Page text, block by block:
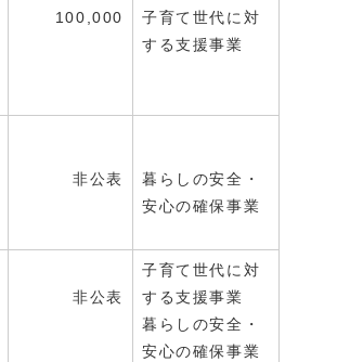
100,000
子育て世代に対
する支援事業
非公表
暮らしの安全・
安心の確保事業
非公表
子育て世代に対
する支援事業
暮らしの安全・
安心の確保事業